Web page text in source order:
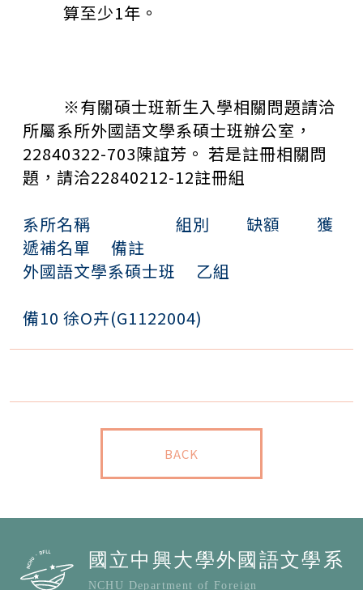
算至少1年。
※有關碩士班新生入學相關問題請洽
所屬系所外國語文學系碩士班辦公室，
22840322-703陳誼芳。 若是註冊相關問
題，請洽22840212-12註冊組
系所名稱 組別 缺額 獲
遞補名單 備註
外國語文學系碩士班 乙組
備10 徐O卉(G1122004)
BACK